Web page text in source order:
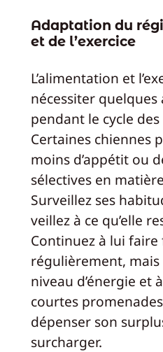
Adaptation du
et de l’exercice
L’alimentation et
nécessiter
pendant le cycle
Certaines chiennes
moins d’appétit ou
sélectives en
Surveillez ses
veillez à ce qu’elle
Continuez à lui faire
régulièrement, mais
niveau d’énergie et
courtes
dépenser son
surcharger.